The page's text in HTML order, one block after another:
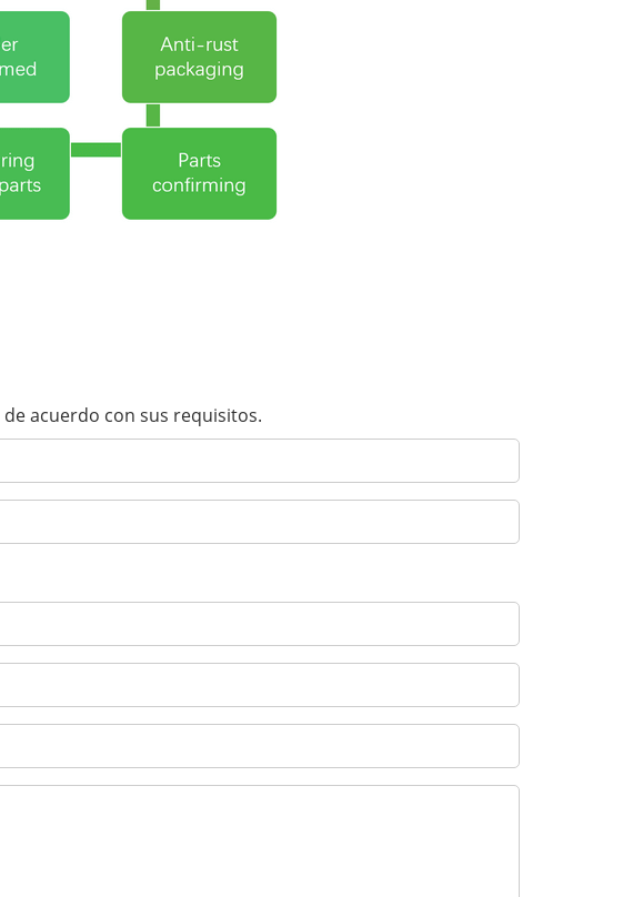
acuerdo con sus requisitos.